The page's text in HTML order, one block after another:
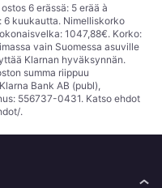
6 erässä: 5 erää à
6 kuukautta. Nimelliskorko
1047,88€. Korko:
vain Suomessa asuville
Klarnan hyväksynnän.
summa riippuu
Bank AB (publ),
556737-0431. Katso ehdot
.